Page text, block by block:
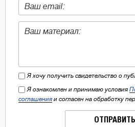
Я хочу получить свидетельство о
Я ознакомлен и принимаю условия
соглашения и согласен на обработку
ОТПРАВИТЬ